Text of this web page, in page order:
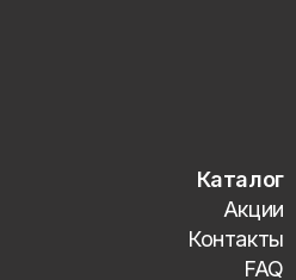
Каталог
Акции
Контакты
FAQ